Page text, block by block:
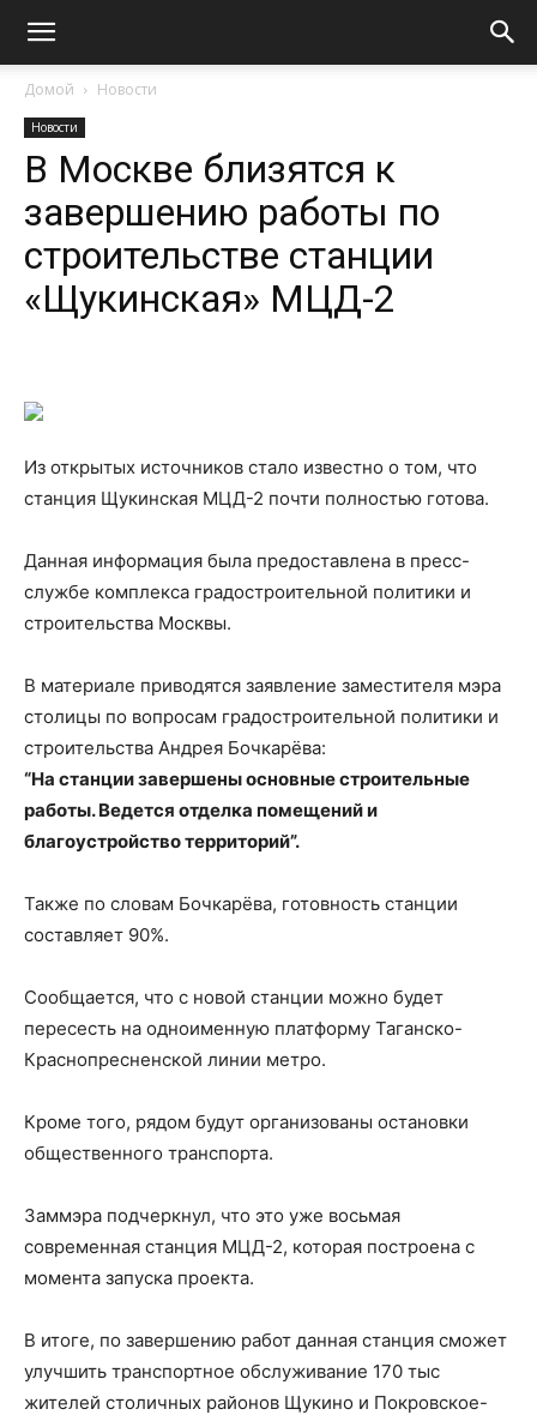
Домой Новости
Новости
В Москве близятся к
завершению работы по
строительстве станции
«Щукинская» МЦД-2
Из открытых источников стало известно о том, что
станция Щукинская МЦД-2 почти полностью готова.
Данная информация была предоставлена в пресс-
службе комплекса градостроительной политики и
строительства Москвы.
В материале приводятся заявление заместителя мэра
столицы по вопросам градостроительной политики и
строительства Андрея Бочкарёва:
“На станции завершены основные строительные
работы. Ведется отделка помещений и
благоустройство территорий”.
Также по словам Бочкарёва, готовность станции
составляет 90%.
Сообщается, что с новой станции можно будет
пересесть на одноименную платформу Таганско-
Краснопресненской линии метро.
Кроме того, рядом будут организованы остановки
общественного транспорта.
Заммэра подчеркнул, что это уже восьмая
современная станция МЦД-2, которая построена с
момента запуска проекта.
В итоге, по завершению работ данная станция сможет
улучшить транспортное обслуживание 170 тыс
жителей столичных районов Щукино и Покровское-